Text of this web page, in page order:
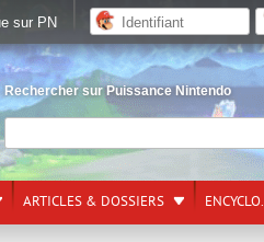
Rechercher sur Puissance Nintendo
ARTICLES & DOSSIERS ENCYCLO.
sur PN